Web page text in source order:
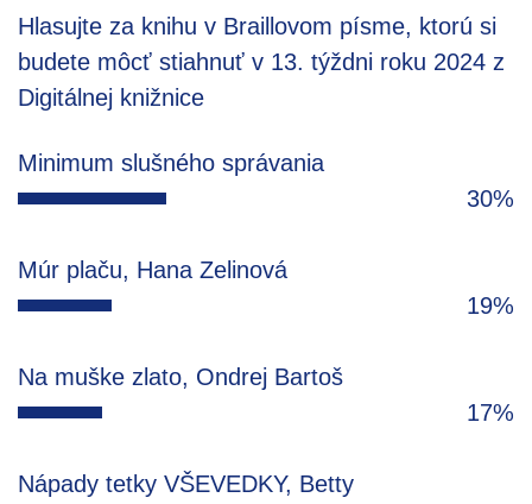
Hlasujte za knihu v Braillovom písme, ktorú si
budete môcť stiahnuť v 13. týždni roku 2024 z
Digitálnej knižnice
Minimum slušného správania
30%
Múr plaču, Hana Zelinová
19%
Na muške zlato, Ondrej Bartoš
17%
Nápady tetky VŠEVEDKY, Betty